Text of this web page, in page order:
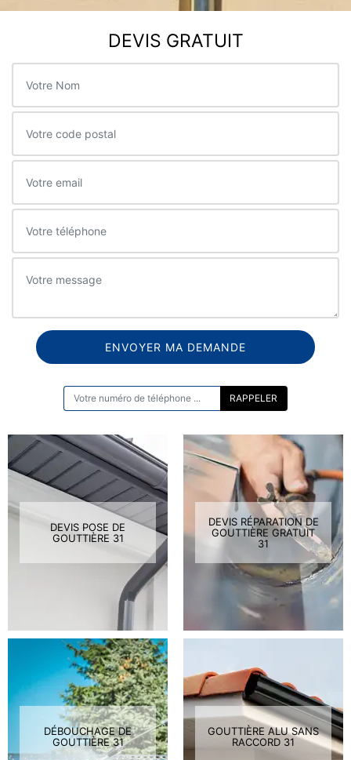
DEVIS GRATUIT
DEVIS POSE DE
GOUTTIÈRE 31
DEVIS RÉPARATION DE
GOUTTIÈRE GRATUIT
31
DÉBOUCHAGE DE
GOUTTIÈRE 31
GOUTTIÈRE ALU SANS
RACCORD 31